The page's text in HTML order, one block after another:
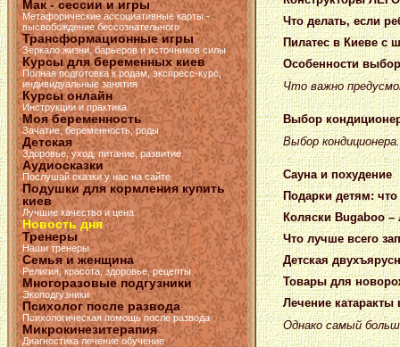
Мак - сессии и игры
Метафорические ассоциативные карты -
высвобождение бессознательного
Трансформационные игры
Зеркало жизни, барьеров и источников силы
Курсы для беременных киев
Полная подготовка к родам, экспресс-курс,
индивидуальные занятия
Курсы онлайн
Инструкции и практика
Моя беременность
Зачатие, беременность, роды
Детская
Здоровье, уход, питание, развитие
Аудиосказки
Послушай сказки у нас на сайте
Подушки для кормления купить
киев
Лучшие качество и цена
Новость дня
Тренеры
Наши тренеры
Семья и женщина
Религия, красота, здоровье, рецепты
Многоразовые подгузники
Экоподгузники
Психолог после развода
Психологическая помощь после развода
Микрокинезитерапия
Диагностика лечение обучение
Что делать, если
Пилатес в Киеве с
Особенности
Что важно
Выбор
Выбор
Сауна и похудение
Подарки детям:
Коляски Bugaboo
Что лучше всего
Детская
Товары для
Лечение
Однако самый